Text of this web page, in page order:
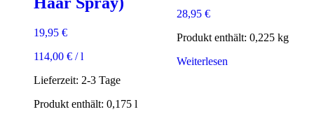
19,95 €
114,00 € /l
Lieferzeit: 2-3 Tage
Produkt enthält: 0,175 l
28,95 €
Produkt enthält: 0,225 kg
Weiterlesen